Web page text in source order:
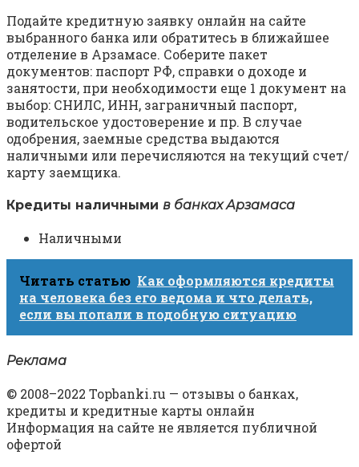
Подайте кредитную заявку онлайн на сайте
выбранного банка или обратитесь в ближайшее
отделение в Арзамасе. Соберите пакет
документов: паспорт РФ, справки о доходе и
занятости, при необходимости еще 1 документ на
выбор: СНИЛС, ИНН, заграничный паспорт,
водительское удостоверение и пр. В случае
одобрения, заемные средства выдаются
наличными или перечисляются на текущий счет/
карту заемщика.
Кредиты наличными в банках Арзамаса
Наличными
Читать статью Как оформляются кредиты
на человека без его ведома и что делать,
если вы попали в подобную ситуацию
Реклама
© 2008–2022 Topbanki.ru — отзывы о банках,
кредиты и кредитные карты онлайн
Информация на сайте не является публичной
офертой